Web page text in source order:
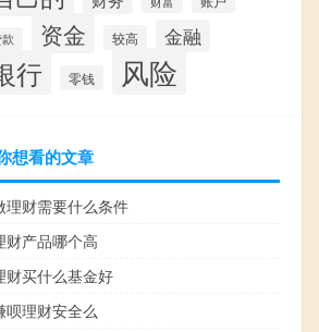
资金 较高 金融
行 零钱 风险
想看的文章
理财需要什么条件
财产品哪个高
财买什么基金好
呗理财安全么